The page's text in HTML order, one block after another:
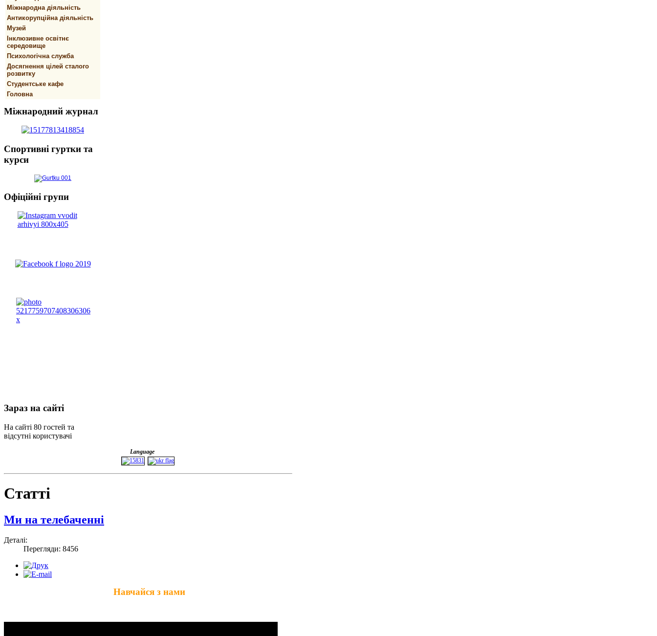
Міжнародна діяльність
Антикорупційна діяльність
Музей
Інклюзивне освітнє
середовище
Психологічна служба
Досягнення цілей сталого
розвитку
Студентське кафе
Головна
Міжнародний журнал
Спортивнi гуртки та
курси
Офіційні групи
Зараз на сайті
На сайті 80 гостей та
відсутні користувачі
Language
Статті
Ми на телебаченні
Деталі:
Перегляди: 8456
Навчайся з нами